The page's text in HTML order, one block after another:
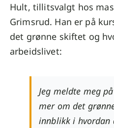
Hult, tillitsvalgt hos
Grimsrud. Han er på
det grønne skiftet og
arbeidslivet:
Jeg meldte meg
mer om det
innblikk i hvordan